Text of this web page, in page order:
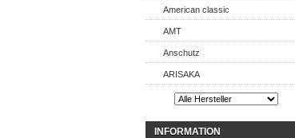
American classic
AMT
Anschutz
ARISAKA
INFORMATION